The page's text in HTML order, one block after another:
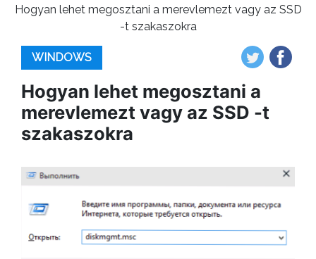
Hogyan lehet megosztani a merevlemezt vagy az SSD
-t szakaszokra
WINDOWS
Hogyan lehet megosztani a
merevlemezt vagy az SSD -t
szakaszokra